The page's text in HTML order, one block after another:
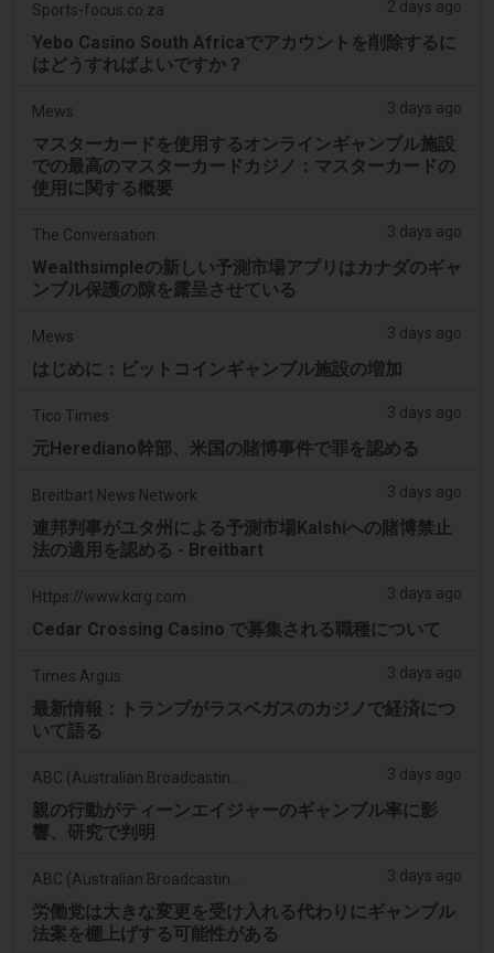
Sports-focus.co.za 2 days ago
Yebo Casino South Africaでアカウントを削除するに
はどうすればよいですか？
Mews 3 days ago
マスターカードを使用するオンラインギャンブル施設
での最高のマスターカードカジノ：マスターカードの
使用に関する概要
The Conversation 3 days ago
Wealthsimpleの新しい予測市場アプリはカナダのギャ
ンブル保護の隙を露呈させている
Mews 3 days ago
はじめに：ビットコインギャンブル施設の増加
Tico Times 3 days ago
元Herediano幹部、米国の賭博事件で罪を認める
Breitbart News Network 3 days ago
連邦判事がユタ州による予測市場Kalshiへの賭博禁止
法の適用を認める - Breitbart
Https://www.kcrg.com 3 days ago
Cedar Crossing Casino で募集される職種について
Times Argus 3 days ago
最新情報：トランプがラスベガスのカジノで経済につ
いて語る
3 days ago
親の行動がティーンエイジャーのギャンブル率に影
響、研究で判明
3 days ago
労働党は大きな変更を受け入れる代わりにギャンブル
法案を棚上げする可能性がある